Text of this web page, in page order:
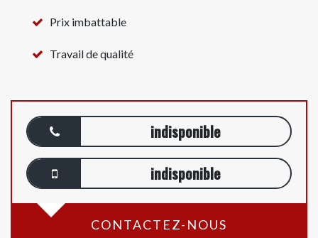
Prix imbattable
Travail de qualité
indisponible
indisponible
CONTACTEZ-NOUS